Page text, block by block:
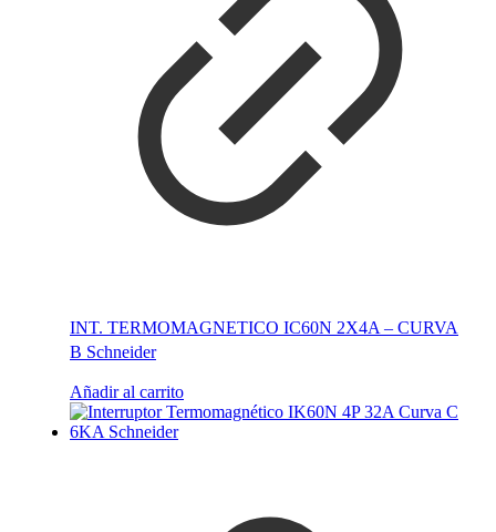
INT. TERMOMAGNETICO IC60N 2X4A – CURVA
B Schneider
Añadir al carrito